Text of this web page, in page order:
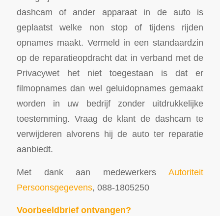
dashcam of ander apparaat in de auto is
geplaatst welke non stop of tijdens rijden
opnames maakt. Vermeld in een standaardzin
op de reparatieopdracht dat in verband met de
Privacywet het niet toegestaan is dat er
filmopnames dan wel geluidopnames gemaakt
worden in uw bedrijf zonder uitdrukkelijke
toestemming. Vraag de klant de dashcam te
verwijderen alvorens hij de auto ter reparatie
aanbiedt.
Met dank aan medewerkersAutoriteit
Persoonsgegevens, 088-1805250
Voorbeeldbrief ontvangen?